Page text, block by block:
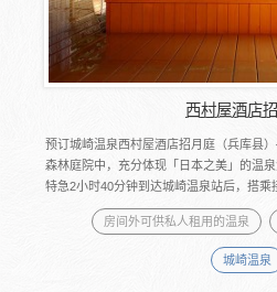
西村屋酒店
预订城崎温泉西村屋酒店招月庭（兵库县
森林庭院中，充分体现「日本之美」的温
特急2小时40分钟到达城崎温泉站后，搭乘
房间外可供私人租用的温泉
城崎温泉